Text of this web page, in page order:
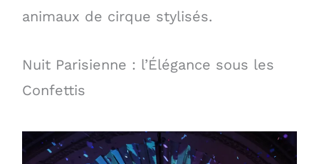
animaux de cirque stylisés.
Nuit Parisienne : l’Élégance sous les
Confettis